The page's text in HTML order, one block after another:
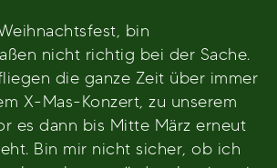
bin
nicht richtig bei der Sache.
die ganze Zeit über immer
X-Mas-Konzert, zu unserem
es dann bis Mitte März erneut
Bin mir nicht sicher, ob ich